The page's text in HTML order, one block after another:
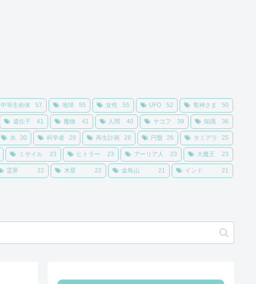
中等生命体 57 地球 55 女性 55 UFO 52 竜神さま 50
遺伝子 41 魔物 41 人間 40 ヤコフ 39 知識 36
水 30 科学者 29 再生計画 28 円盤 26 タミアラ 25
ミサイル 23 ヒトラー 23 アーリア人 23 大魔王 23
霊界 22 木星 22 金鳥山 21 インド 21